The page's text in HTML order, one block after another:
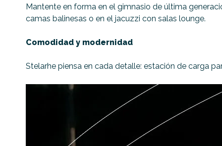
Mantente en forma en el gimnasio de última
camas balinesas o en el jacuzzi con salas lounge.
Comodidad y modernidad
Stelarhe piensa en cada detalle: estación de carga